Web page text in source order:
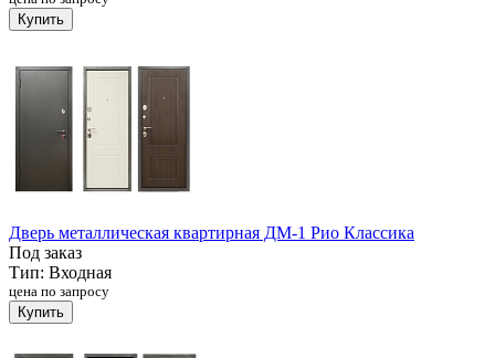
Купить
Дверь металлическая квартирная ДМ-1 Рио Классика
Под заказ
Тип: Входная
цена по запросу
Купить